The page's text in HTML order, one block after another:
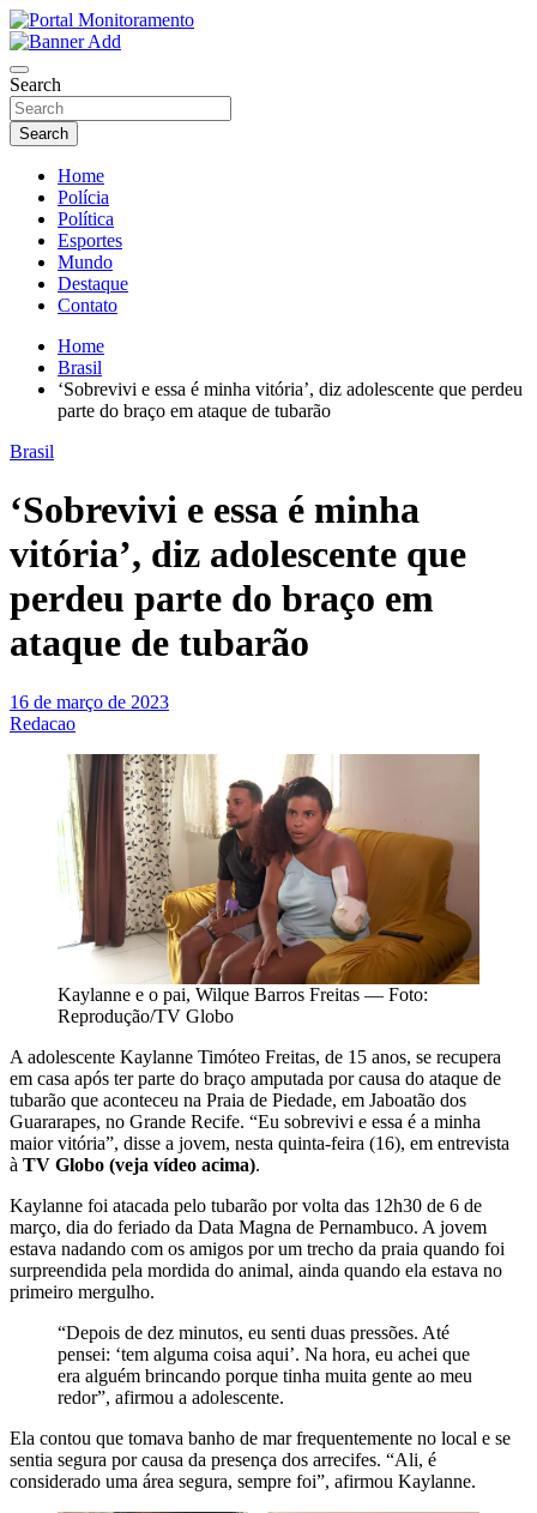
Skip
to
content
Portal Monitoramento
Search
Search
Home
Polícia
Política
Esportes
Mundo
Destaque
Contato
Home
Brasil
‘Sobrevivi e essa é minha vitória’, diz adolescente que perdeu
parte do braço em ataque de tubarão
Brasil
‘Sobrevivi e essa é minha
vitória’, diz adolescente que
perdeu parte do braço em
ataque de tubarão
16 de março de 2023
Redacao
Kaylanne e o pai, Wilque Barros Freitas — Foto:
Reprodução/TV Globo
A adolescente Kaylanne Timóteo Freitas, de 15 anos, se recupera
em casa após ter parte do braço amputada por causa do ataque de
tubarão que aconteceu na Praia de Piedade, em Jaboatão dos
Guararapes, no Grande Recife. “Eu sobrevivi e essa é a minha
maior vitória”, disse a jovem, nesta quinta-feira (16), em entrevista
à TV Globo (veja vídeo acima).
Kaylanne foi atacada pelo tubarão por volta das 12h30 de 6 de
março, dia do feriado da Data Magna de Pernambuco. A jovem
estava nadando com os amigos por um trecho da praia quando foi
surpreendida pela mordida do animal, ainda quando ela estava no
primeiro mergulho.
“Depois de dez minutos, eu senti duas pressões. Até
pensei: ‘tem alguma coisa aqui’. Na hora, eu achei que
era alguém brincando porque tinha muita gente ao meu
redor”, afirmou a adolescente.
Ela contou que tomava banho de mar frequentemente no local e se
sentia segura por causa da presença dos arrecifes. “Ali, é
considerado uma área segura, sempre foi”, afirmou Kaylanne.